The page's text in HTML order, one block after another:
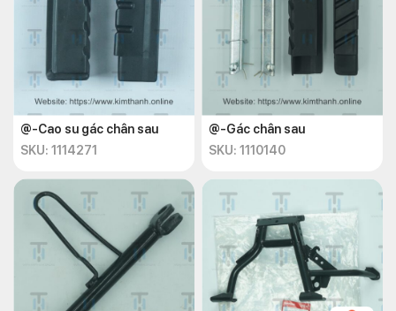
@-Cao su gác chân sau
SKU: 1114271
@-Gác chân sau
SKU: 1110140